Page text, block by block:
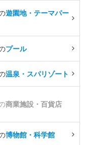
遊園地・テーマパー
プール
温泉・スパリゾート
商業施設・百貨店
博物館・科学館